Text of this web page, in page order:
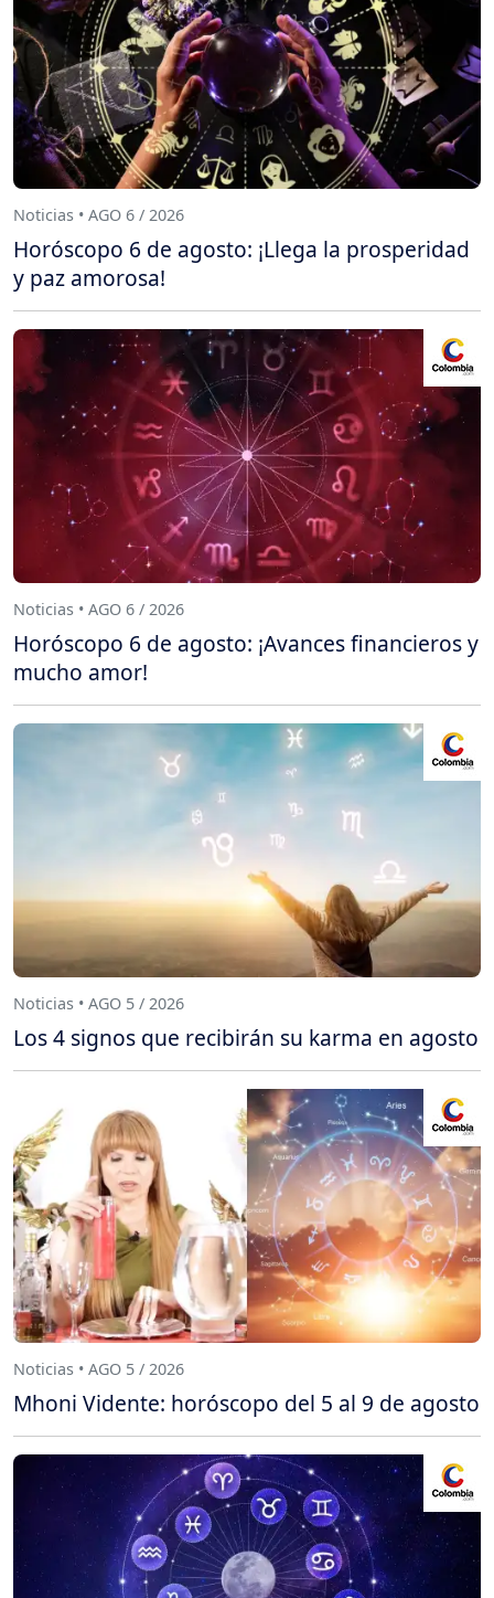
Noticias • AGO 6 / 2026
Horóscopo 6 de agosto: ¡Llega la prosperidad
y paz amorosa!
Noticias • AGO 6 / 2026
Horóscopo 6 de agosto: ¡Avances financieros y
mucho amor!
Noticias • AGO 5 / 2026
Los 4 signos que recibirán su karma en agosto
Noticias • AGO 5 / 2026
Mhoni Vidente: horóscopo del 5 al 9 de agosto